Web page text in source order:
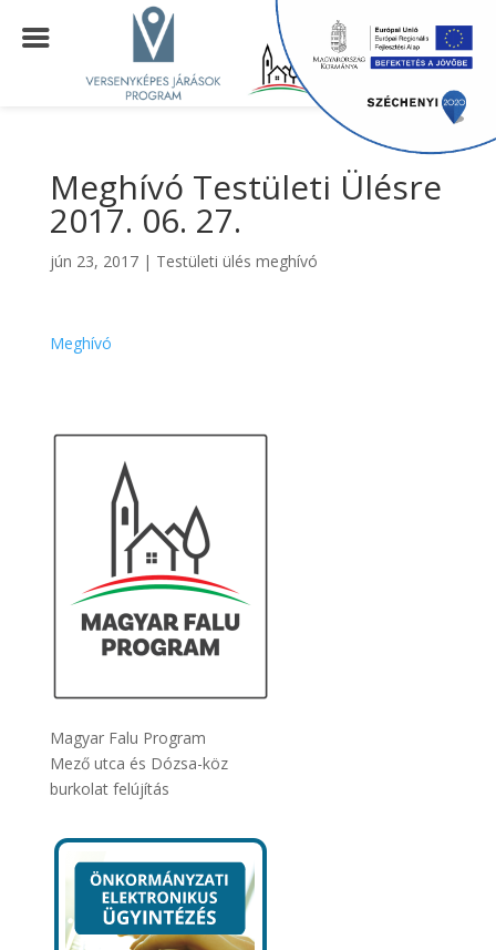
Meghívó Testületi Ülésre
2017. 06. 27.
jún 23, 2017| Testületi ülés meghívó
Meghívó
Magyar Falu Program
Mező utca és Dózsa-köz
burkolat felújítás